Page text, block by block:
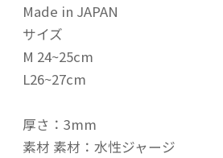
Made in JAPAN
サイズ
M 24~25cm
L26~27cm
厚さ：3mm
素材 素材：水性ジャージ